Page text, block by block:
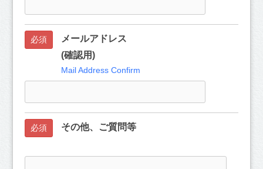
必須
メールアドレス
(確認用)
Mail Address Confirm
必須 その他、ご質問等